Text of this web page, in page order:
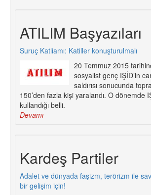
ATILIM Başyazıları
Suruç Katliamı: Katiller konuşturulmalı
20 Temmuz 2015
sosyalist genç IŞİD’in
saldırısı sonucunda
150’den fazla kişi yaralandı. O dönemde
kullandığı belli.
Devamı
Kardeş Partiler
Adalet ve dünyada faşizm, terörizm ile
bir gelişim için!